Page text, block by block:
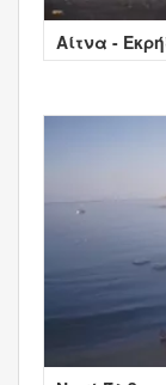
Αίτνα -